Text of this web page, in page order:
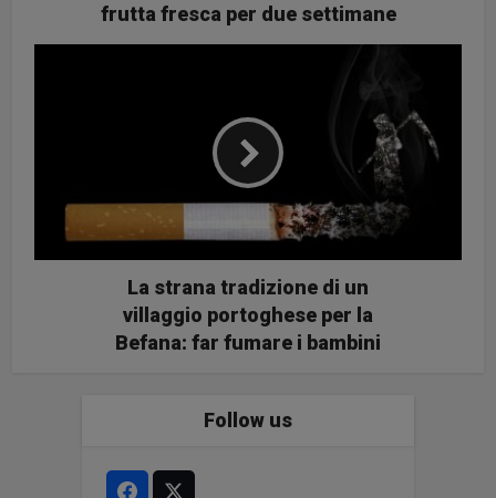
frutta fresca per due settimane
La strana tradizione di un
villaggio portoghese per la
Befana: far fumare i bambini
Follow us